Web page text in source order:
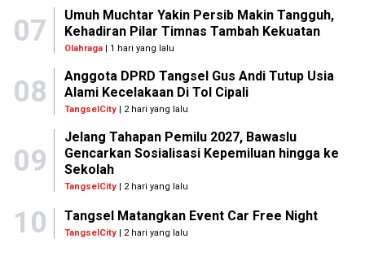
07
Umuh Muchtar Yakin Persib Makin Tangguh,
Kehadiran Pilar Timnas Tambah Kekuatan
Olahraga| 1 hari yang lalu
08
Anggota DPRD Tangsel Gus Andi Tutup Usia
Alami Kecelakaan Di Tol Cipali
TangselCity| 2 hari yang lalu
09
Jelang Tahapan Pemilu 2027, Bawaslu
Gencarkan Sosialisasi Kepemiluan hingga ke
Sekolah
TangselCity| 2 hari yang lalu
10 Tangsel Matangkan Event Car Free Night
TangselCity | 2 hari yang lalu